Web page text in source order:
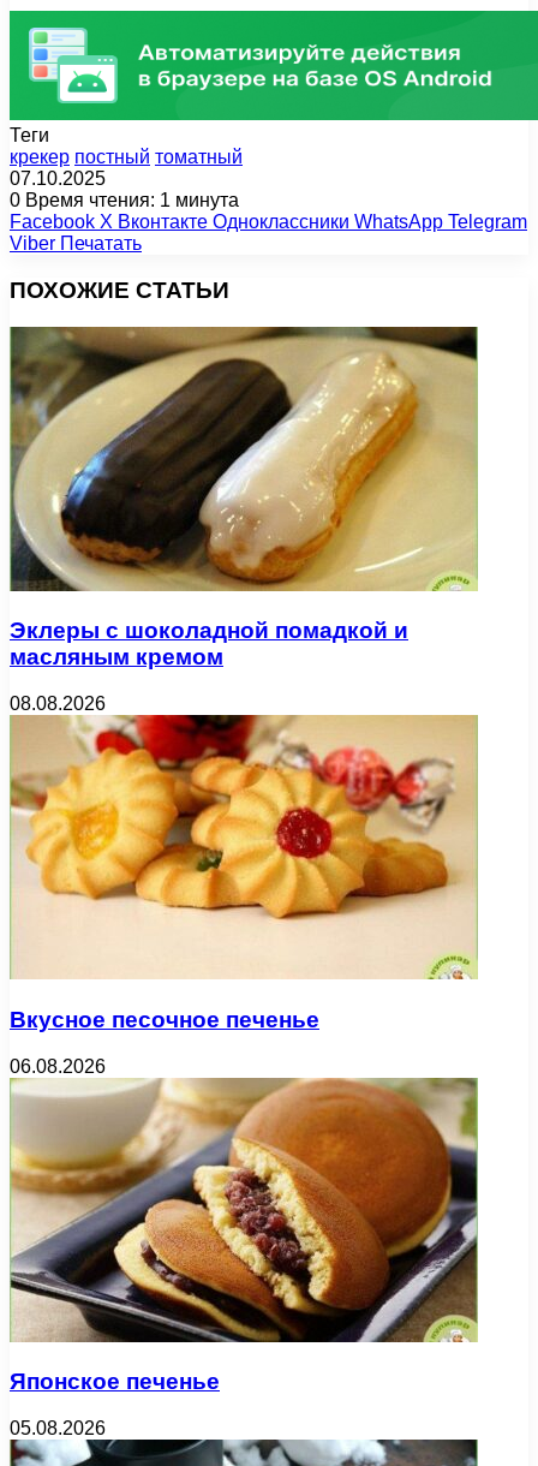
Теги
крекер постный томатный
07.10.2025
0 Время чтения: 1 минута
Facebook X Вконтакте Одноклассники WhatsApp Telegram
Viber Печатать
ПОХОЖИЕ СТАТЬИ
Эклеры с шоколадной помадкой и
масляным кремом
08.08.2026
Вкусное песочное печенье
06.08.2026
Японское печенье
05.08.2026